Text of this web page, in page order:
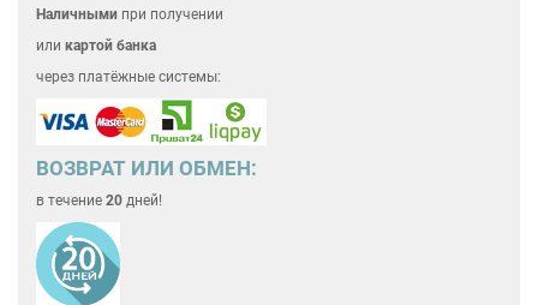
Наличными при получении
или картой банка
через платёжные системы:
ВОЗВРАТ ИЛИ ОБМЕН:
в течение 20 дней!